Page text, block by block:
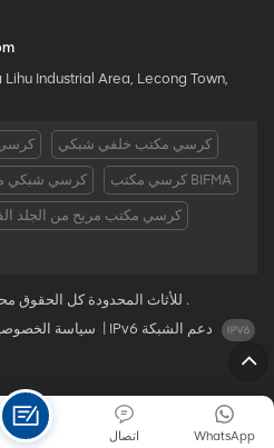
Industrial Area, Lecong Town,
كرسي مكتب خلفي شبكي
كرسي شبكي كرسي مكتب BIFMA
كرسي مكتب مريح من الجلد
© 2026 شركة فوشان OFC للأثاث المحدودة كل الحقوق محفوظة .
سياسة
WhatsApp اتصال